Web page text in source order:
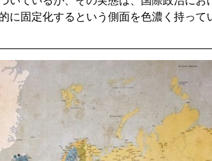
に固定化するという側面を色濃く持って